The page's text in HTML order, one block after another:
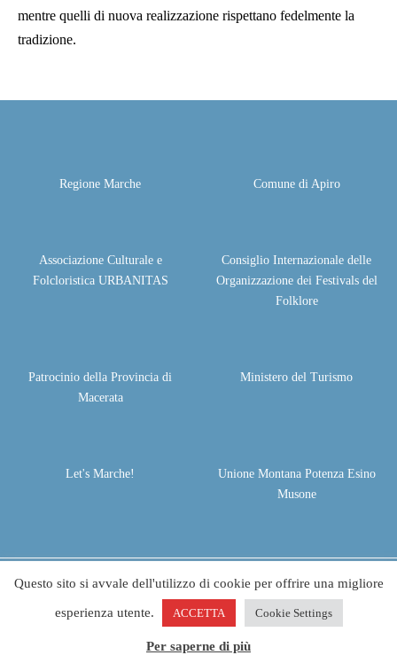
mentre quelli di nuova realizzazione rispettano fedelmente la
tradizione.
Regione Marche Comune di Apiro
Associazione Culturale e
Folcloristica URBANITAS
Consiglio Internazionale delle
Organizzazione dei Festivals del
Folklore
Patrocinio della Provincia di
Macerata
Ministero del Turismo
Let's Marche!
Unione Montana Potenza Esino
Musone
© 2026 - Festival Terranostra - Festival Folclore Apiro | All rights
reserved. Project by Life Color
Questo sito si avvale dell'utilizzo di cookie per offrire una migliore
esperienza utente. ACCETTA Cookie Settings
Per saperne di più